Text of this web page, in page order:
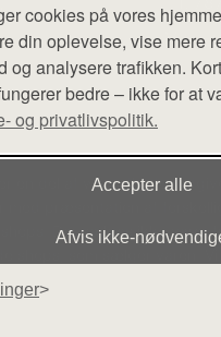
cookies på vores
din oplevelse, vise mere
og analysere trafikken.
bedre – ikke for at
og privatlivspolitik.
Accepter alle
Afvis
Mail:
er en del af want.dk, der
med præsentation af
Der sælges ikke varer
shops, som sælger varen. Vi